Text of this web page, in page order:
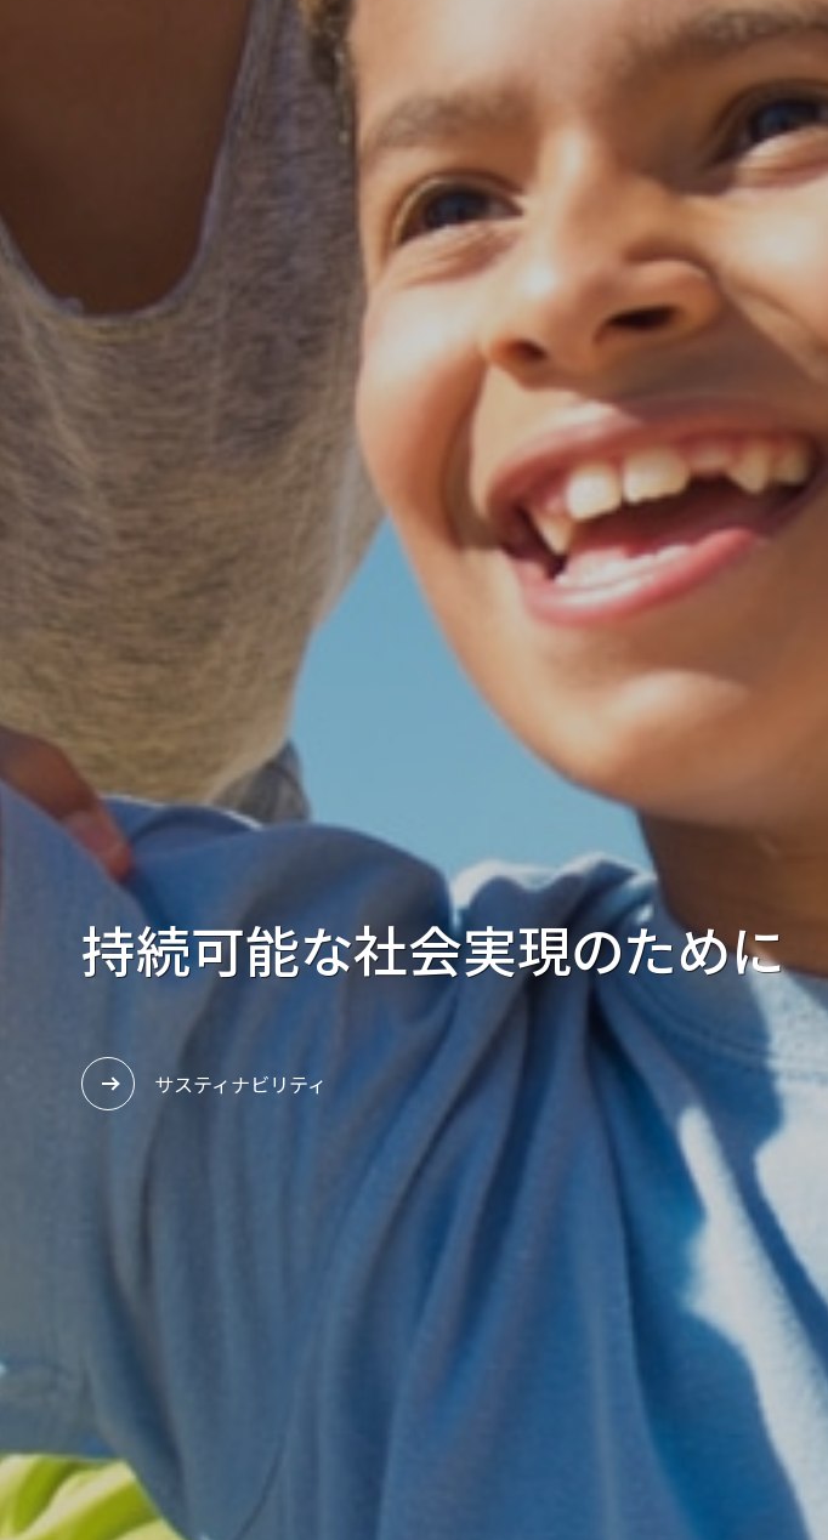
静岡から世界にイノベーションを
採用情報
塩素化から新たな価値へ
イハラニッケイができること
持続可能な社会実現のために
サスティナビリティ
静岡から世界にイノベーションを
採用情報
塩素化から新たな価値へ
イハラニッケイができること